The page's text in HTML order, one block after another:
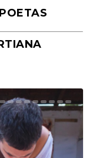
amor de
Philippe
de